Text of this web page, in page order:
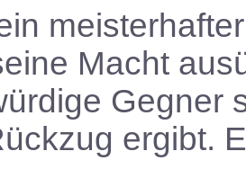
Macht
Gegner
ergibt.